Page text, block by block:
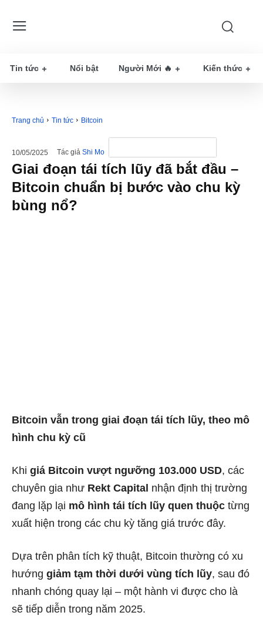
Tin tức Nổi bật Người Mới 🔥 Kiến thức
Trang chủ Tin tức Bitcoin
10/05/2025 Tác giả Shi Mo
Giai đoạn tái tích lũy đã bắt đầu –
Bitcoin chuẩn bị bước vào chu kỳ
bùng nổ?
Bitcoin vẫn trong giai đoạn tái tích lũy, theo mô
hình chu kỳ cũ
Khi giá Bitcoin vượt ngưỡng 103.000 USD, các
chuyên gia như Rekt Capital nhận định thị trường
đang lặp lại mô hình tái tích lũy quen thuộc từng
xuất hiện trong các chu kỳ tăng giá trước đây.
Dựa trên phân tích kỹ thuật, Bitcoin thường có xu
hướng giảm tạm thời dưới vùng tích lũy, sau đó
nhanh chóng quay lại – một hành vi được cho là
sẽ tiếp diễn trong năm 2025.